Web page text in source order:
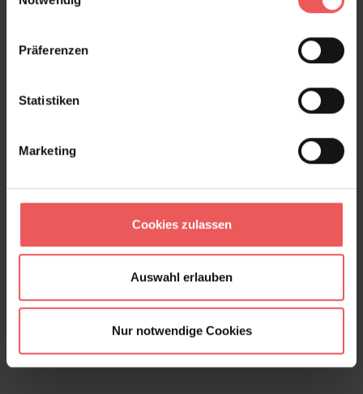
Präferenzen
Statistiken
Marketing
Cookies zulassen
Auswahl erlauben
Nur notwendige Cookies
190,00 €